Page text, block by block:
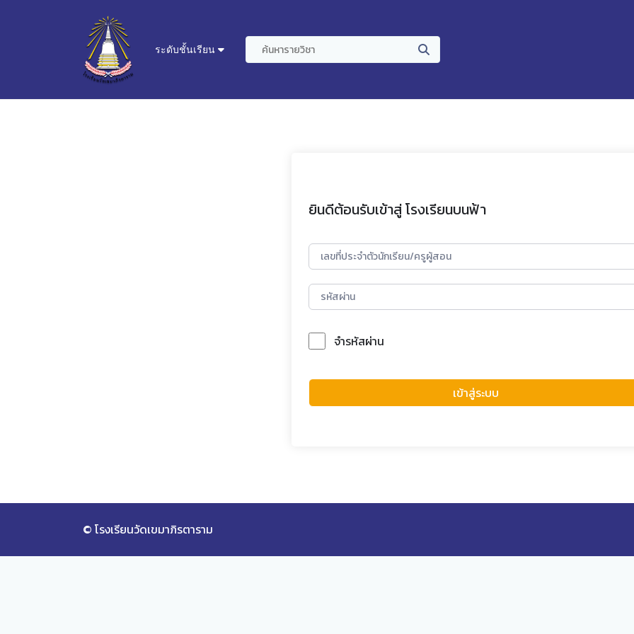
ระดับชั้นเรียน
ยินดีต้อนรับเข้าสู่ โรงเรียนบนฟ้า
จำรหัสผ่าน
เข้าสู่ระบบ
© โรงเรียนวัดเขมาภิรตาราม